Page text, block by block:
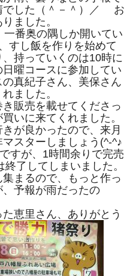
でした（＾－＾）／ お
ました。
番奥の隅しか開いてい
すし飯を作りを始めて
持っていくのは10時に
曜コースに参加してい
真紀子さん、美保さん
ました。
販売を載せてくださっ
いに来てくれました。
が良かったので、来月
スターしましょう(^-^♪
すが、1時間余りで完売
了してしまいました。
まるので、もっと作っ
予報が雨だったの
恵里さん、ありがとう